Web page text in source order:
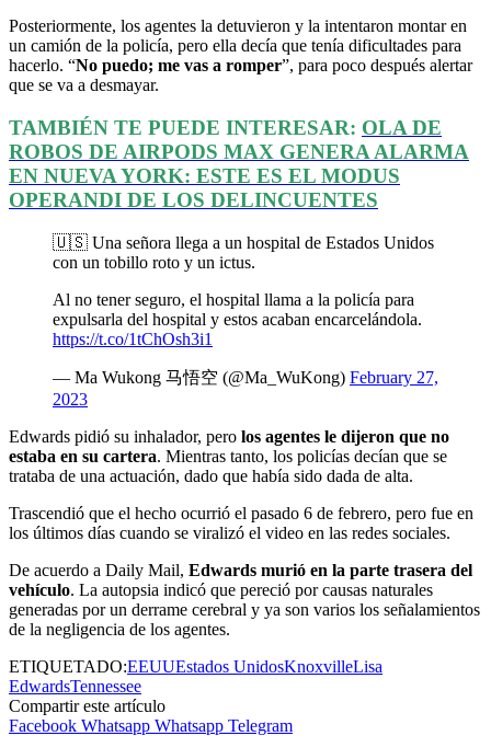
Posteriormente, los agentes la detuvieron y la intentaron montar en
un camión de la policía, pero ella decía que tenía dificultades para
hacerlo. “No puedo; me vas a romper”, para poco después alertar
que se va a desmayar.
TAMBIÉN TE PUEDE INTERESAR: OLA DE
ROBOS DE AIRPODS MAX GENERA ALARMA
EN NUEVA YORK: ESTE ES EL MODUS
OPERANDI DE LOS DELINCUENTES
🇺🇸 Una señora llega a un hospital de Estados Unidos
con un tobillo roto y un ictus.
Al no tener seguro, el hospital llama a la policía para
expulsarla del hospital y estos acaban encarcelándola.
https://t.co/1tChOsh3i1
— Ma Wukong 马悟空 (@Ma_WuKong) February 27,
2023
Edwards pidió su inhalador, pero los agentes le dijeron que no
estaba en su cartera. Mientras tanto, los policías decían que se
trataba de una actuación, dado que había sido dada de alta.
Trascendió que el hecho ocurrió el pasado 6 de febrero, pero fue en
los últimos días cuando se viralizó el video en las redes sociales.
De acuerdo a Daily Mail, Edwards murió en la parte trasera del
vehículo. La autopsia indicó que pereció por causas naturales
generadas por un derrame cerebral y ya son varios los señalamientos
de la negligencia de los agentes.
ETIQUETADO:EEUUEstados UnidosKnoxvilleLisa
EdwardsTennessee
Compartir este artículo
Facebook Whatsapp Whatsapp Telegram